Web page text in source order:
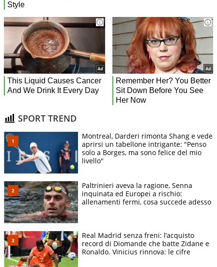
SPORT TREND
Montreal, Darderi rimonta Shang e vede
aprirsi un tabellone intrigante: "Penso
solo a Borges, ma sono felice del mio
livello"
Paltrinieri aveva la ragione, Senna
inquinata ed Europei a rischio:
allenamenti fermi, cosa succede adesso
Real Madrid senza freni: l’acquisto
record di Diomande che batte Zidane e
Ronaldo. Vinicius rinnova: le cifre